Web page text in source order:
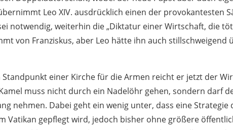
Leo XIV. ausdrücklich einen der provokantesten
notwendig, weiterhin die „Diktatur einer Wirtschaft, die
von Franziskus, aber Leo hätte ihn auch stillschweigend
Standpunkt einer Kirche für die Armen reicht er jetzt der
muss nicht durch ein Nadelöhr gehen, sondern darf
nehmen. Dabei geht ein wenig unter, dass eine
Vatikan gepflegt wird, jedoch bisher ohne größere